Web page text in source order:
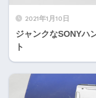
2021年1月10日
ジャンクなSONYハ
ト